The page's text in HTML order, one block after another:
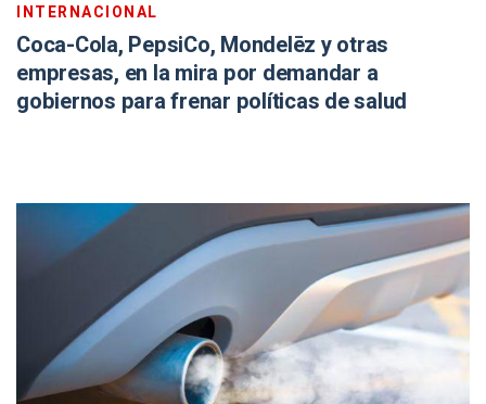
INTERNACIONAL
Coca-Cola, PepsiCo, Mondelēz y otras
empresas, en la mira por demandar a
gobiernos para frenar políticas de salud